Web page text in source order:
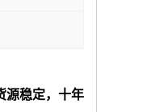
源稳定，十年